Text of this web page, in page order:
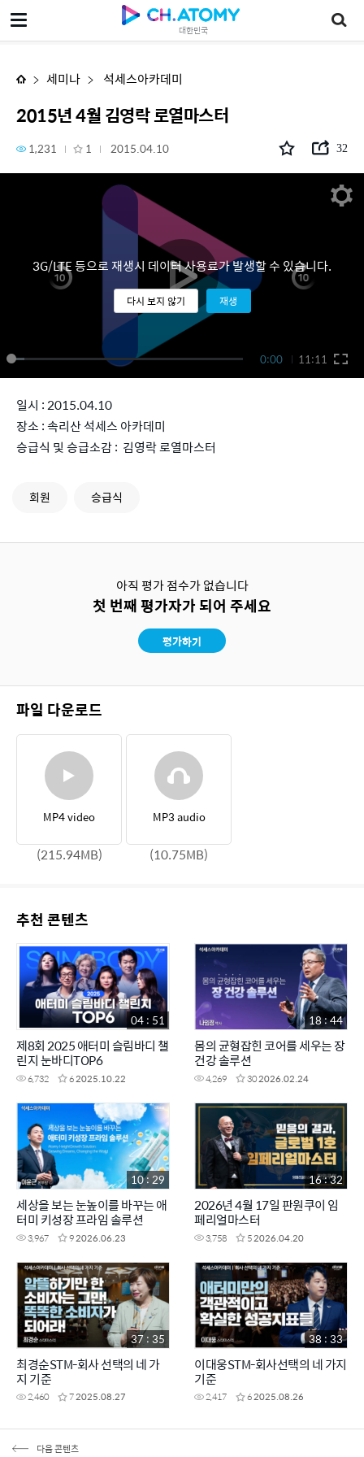
대한민국
2015년 4월 김영락 로열마스터
세미나 석세스아카데미
2015년 4월 김영락 로열마스터
1,231 1 2015.04.10 32
0:00 11:11
3G/LTE 등으로 재생시 데이터 사용료가 발생할 수 있습니다.
다시 보지 않기 재생
일시 : 2015.04.10
장소 : 속리산 석세스 아카데미
승급식 및 승급소감 : 김영락 로열마스터
회원 승급식
아직 평가 점수가 없습니다
첫 번째 평가자가 되어 주세요
평가하기
파일 다운로드
MP4 video
(215.94MB)
MP3 audio
(10.75MB)
추천 콘텐츠
제8회 2025 애터미 슬림바디 챌
린지 눈바디TOP6
6,732 62025.10.22
04 : 51
몸의 균형잡힌 코어를 세우는 장
건강 솔루션
4,269 302026.02.24
18 : 44
세상을 보는 눈높이를 바꾸는 애
터미 키성장 프라임 솔루션
3,967 92026.06.23
10 : 29
2026년 4월 17일 판원쿠이 임
페리얼마스터
3,758 52026.04.20
16 : 32
최경순STM-회사 선택의 네 가
지 기준
2,460 72025.08.27
37 : 35
이대웅STM-회사선택의 네 가지
기준
2,417 62025.08.26
38 : 33
다음 콘텐츠